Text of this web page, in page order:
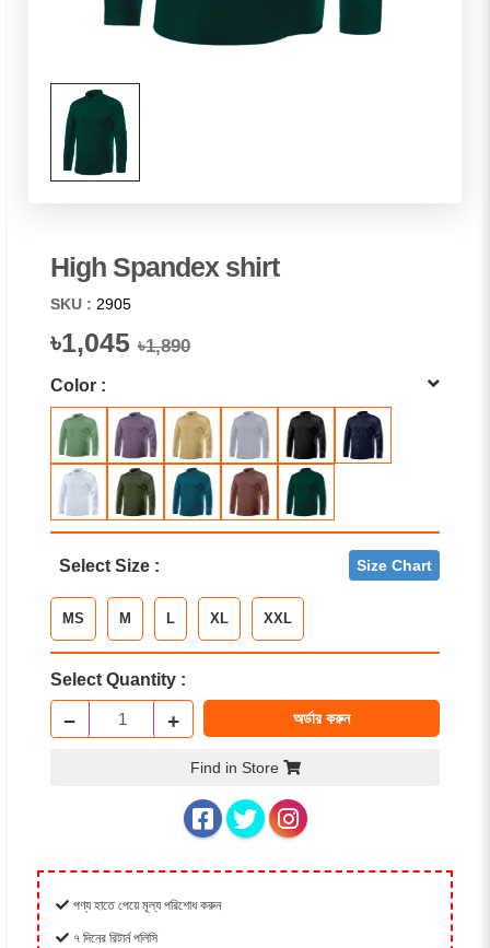
High Spandex shirt
SKU : 2905
৳1,045 ৳1,890
Color :
Select Size : Size Chart
MS M L XL XXL
Select Quantity :
− + অর্ডার করুন
Find in Store
পণ্য হাতে পেয়ে মূল্য পরিশোধ করুন
৭ দিনের রিটার্ন পলিসি